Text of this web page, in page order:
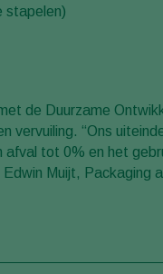
stapelen)
de Duurzame
“Ons
afval tot 0% en het
Muijt, Packaging